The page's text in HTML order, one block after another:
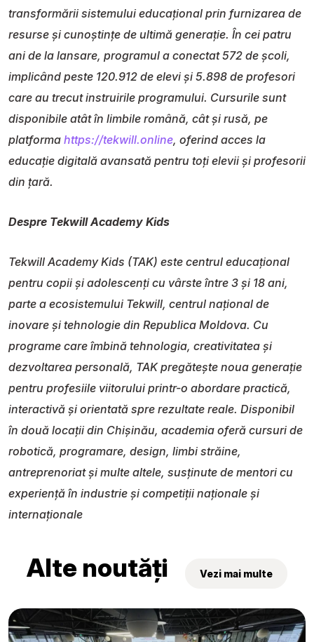
transformării sistemului educațional prin furnizarea de
resurse și cunoștințe de ultimă generație. În cei patru
ani de la lansare, programul a conectat 572 de școli,
implicând peste 120.912 de elevi și 5.898 de profesori
care au trecut instruirile programului. Cursurile sunt
disponibile atât în limbile română, cât și rusă, pe
platforma https://tekwill.online, oferind acces la
educație digitală avansată pentru toți elevii și profesorii
din țară.
Despre Tekwill Academy Kids
Tekwill Academy Kids (TAK) este centrul educațional
pentru copii și adolescenți cu vârste între 3 și 18 ani,
parte a ecosistemului Tekwill, centrul național de
inovare și tehnologie din Republica Moldova. Cu
programe care îmbină tehnologia, creativitatea și
dezvoltarea personală, TAK pregătește noua generație
pentru profesiile viitorului printr-o abordare practică,
interactivă și orientată spre rezultate reale. Disponibil
în două locații din Chișinău, academia oferă cursuri de
robotică, programare, design, limbi străine,
antreprenoriat și multe altele, susținute de mentori cu
experiență în industrie și competiții naționale și
internaționale
Alte noutăți Vezi mai multe